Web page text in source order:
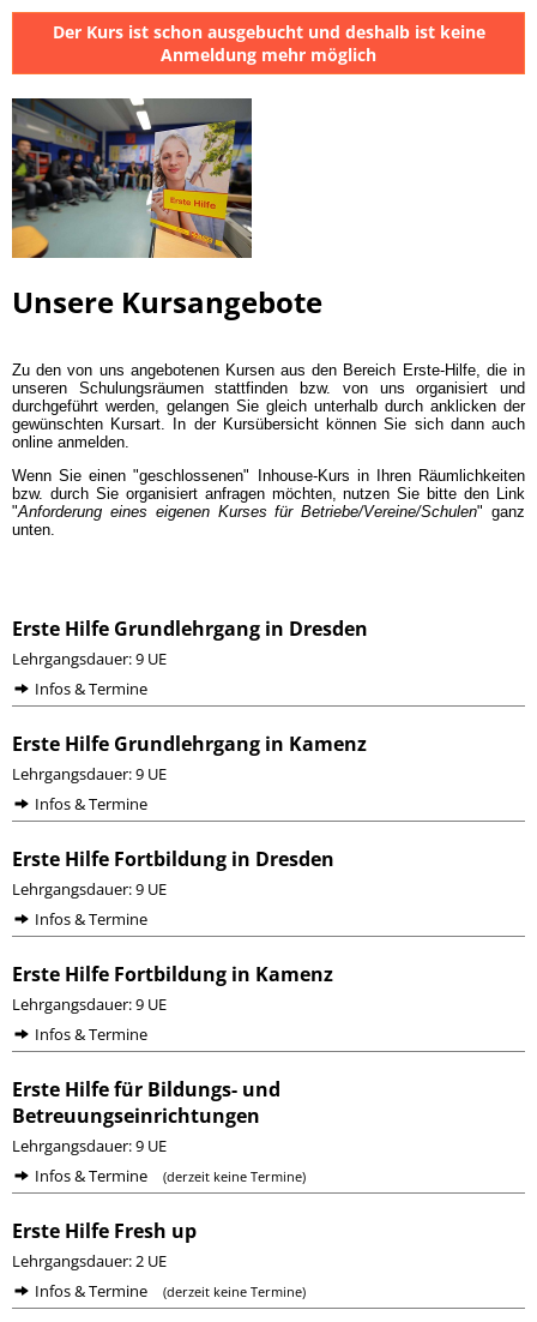
Der Kurs ist schon ausgebucht und deshalb ist keine
Anmeldung mehr möglich
Unsere Kursangebote
Zu den von uns angebotenen Kursen aus den Bereich Erste-Hilfe, die in
unseren Schulungsräumen stattfinden bzw. von uns organisiert und
durchgeführt werden, gelangen Sie gleich unterhalb durch anklicken der
gewünschten Kursart. In der Kursübersicht können Sie sich dann auch
online anmelden.
Wenn Sie einen "geschlossenen" Inhouse-Kurs in Ihren Räumlichkeiten
bzw. durch Sie organisiert anfragen möchten, nutzen Sie bitte den Link
"Anforderung eines eigenen Kurses für Betriebe/Vereine/Schulen" ganz
unten.
Erste Hilfe Grundlehrgang in Dresden
Lehrgangsdauer: 9 UE
Infos & Termine
Erste Hilfe Grundlehrgang in Kamenz
Lehrgangsdauer: 9 UE
Infos & Termine
Erste Hilfe Fortbildung in Dresden
Lehrgangsdauer: 9 UE
Infos & Termine
Erste Hilfe Fortbildung in Kamenz
Lehrgangsdauer: 9 UE
Infos & Termine
Erste Hilfe für Bildungs- und
Betreuungseinrichtungen
Lehrgangsdauer: 9 UE
Infos & Termine
(derzeit keine Termine)
Erste Hilfe Fresh up
Lehrgangsdauer: 2 UE
Infos & Termine
(derzeit keine Termine)